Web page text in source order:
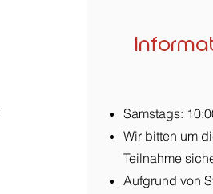
Samstags:
Wir bitten um
Teilnahme
Aufgrund von